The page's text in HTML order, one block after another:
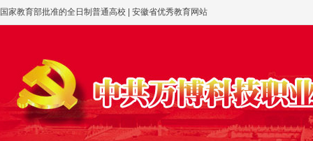
国家教育部批准的全日制普通高校 | 安徽省优秀教育网站